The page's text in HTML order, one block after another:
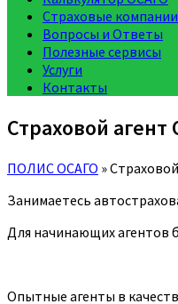
Страховые компании
Вопросы и Ответы
Полезные сервисы
Услуги
Контакты
Страховой агент
ПОЛИС ОСАГО »
Занимаетесь
Для начинающих агентов
Опытные агенты в